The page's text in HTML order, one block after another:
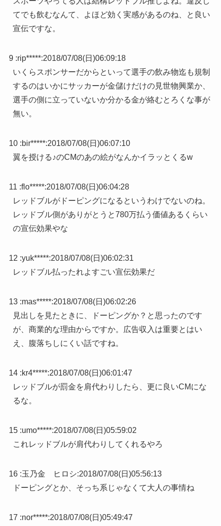
てでも飲むなんて、よほど効く実感があるのね、と良い
宣伝ですな。
9 :rip*****:2018/07/08(日)06:09:18
いくらスポンサーだからといって選手の飲み物迄も規制
するのはいかにサッカーが金儲けだけの見世物興業か、
選手の側に立っていないか分かる金が絡むとろくな事が
無い。
10 :bir*****:2018/07/08(日)06:07:10
翼を授ける♪のCMのあの絵がなんかイラッとくるw
11 :flo*****:2018/07/08(日)06:04:28
レッドブルがドーピングになるというわけでないのね。
レッドブル側がありがとうと780万払う価値あるくらい
の宣伝効果やな
12 :yuk*****:2018/07/08(日)06:02:31
レッドブル払ったれよすごい宣伝効果だ
13 :mas*****:2018/07/08(日)06:02:26
見出しを見たときに、ドーピングか？と思ったのです
が、商業的な理由からですか。広告収入は重要とはい
え、腹落ちしにくい話ですね。
14 :kr4*****:2018/07/08(日)06:01:47
レッドブルが罰金を肩代わりしたら、更に良いCMにな
るな。
15 :umo*****:2018/07/08(日)05:59:02
これレッドブルが肩代わりしてくれるやろ
16 :玉乃金 ヒロシ:2018/07/08(日)05:56:13
ドーピングとか、そっち系じゃなくて大人の事情ね
17 :nor*****:2018/07/08(日)05:49:47